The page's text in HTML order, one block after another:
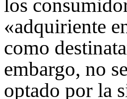
los
«adquiriente
como
embargo, no
optado por la